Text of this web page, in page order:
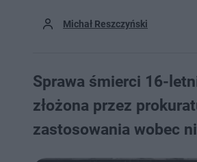
Michał Reszczyński
Sprawa śmierci 16-
złożona przez
zastosowania wobec